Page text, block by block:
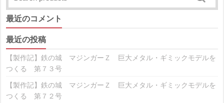
最近のコメント
最近の投稿
【製作記】鉄の城 マジンガーＺ 巨大メタル・ギミックモデルを
つくる 第７３号
【製作記】鉄の城 マジンガーＺ 巨大メタル・ギミックモデルを
つくる 第７２号